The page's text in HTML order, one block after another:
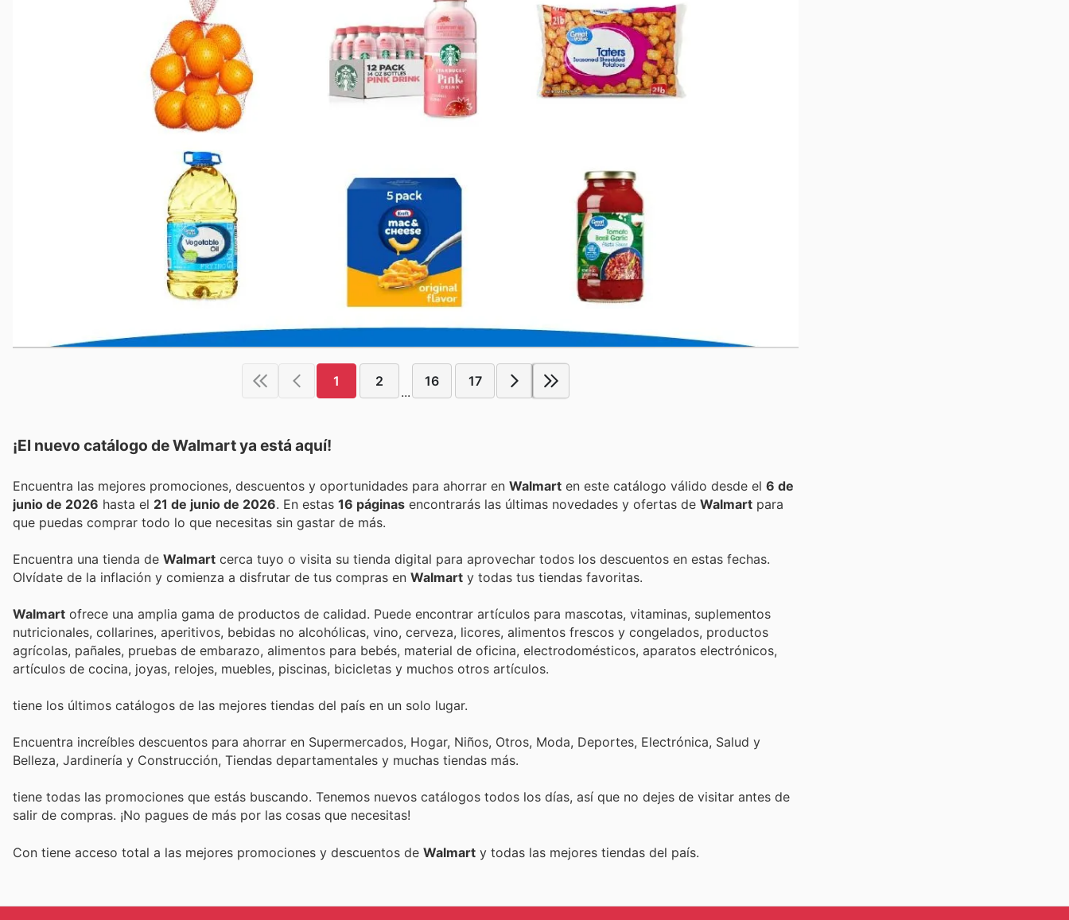
1 2
...
16 17
¡El nuevo catálogo deWalmartya está aquí!
Encuentra las mejores promociones, descuentos y oportunidades para ahorrar en Walmart en este catálogo válido desde el 6 de
junio de 2026 hasta el 21 de junio de 2026 . En estas 16 páginas encontrarás las últimas novedades y ofertas de Walmart para
que puedas comprar todo lo que necesitas sin gastar de más.
Encuentra una tienda de Walmart cerca tuyo o visita su tienda digital para aprovechar todos los descuentos en estas fechas.
Olvídate de la inflación y comienza a disfrutar de tus compras en Walmart y todas tus tiendas favoritas.
Walmart ofrece una amplia gama de productos de calidad. Puede encontrar artículos para mascotas, vitaminas, suplementos
nutricionales, collarines, aperitivos, bebidas no alcohólicas, vino, cerveza, licores, alimentos frescos y congelados, productos
agrícolas, pañales, pruebas de embarazo, alimentos para bebés, material de oficina, electrodomésticos, aparatos electrónicos,
artículos de cocina, joyas, relojes, muebles, piscinas, bicicletas y muchos otros artículos.
tiene los últimos catálogos de las mejores tiendas del país en un solo lugar.
Encuentra increíbles descuentos para ahorrar en Supermercados, Hogar, Niños, Otros, Moda, Deportes, Electrónica, Salud y
Belleza, Jardinería y Construcción, Tiendas departamentales y muchas tiendas más.
tiene todas las promociones que estás buscando. Tenemos nuevos catálogos todos los días, así que no dejes de visitar antes de
salir de compras. ¡No pagues de más por las cosas que necesitas!
Con tiene acceso total a las mejores promociones y descuentos de Walmart y todas las mejores tiendas del país.